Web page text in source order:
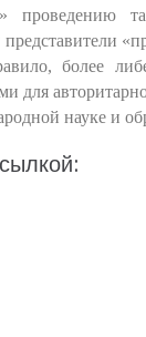
проведению
представители
более
для
науке и